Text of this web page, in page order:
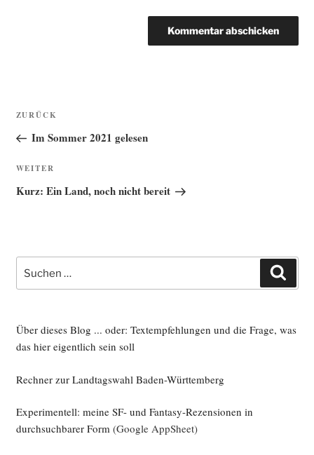
Beitragsnavigation
Vorheriger
Beitrag
ZURÜCK
Im Sommer 2021 gelesen
Nächster
Beitrag
WEITER
Kurz: Ein Land, noch nicht bereit
nach:
Über dieses Blog ... oder: Textempfehlungen und die Frage, was
das hier eigentlich sein soll
Rechner zur Landtagswahl Baden-Württemberg
Experimentell: meine SF- und Fantasy-Rezensionen in
durchsuchbarer Form(Google AppSheet)